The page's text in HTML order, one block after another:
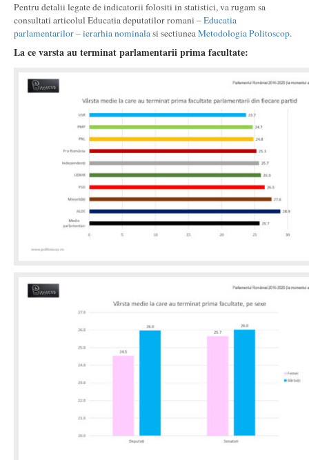
Pentru detalii legate de indicatorii folositi in statistici, va rugam sa
consultati articolul Educatia deputatilor romani –Educatia
parlamentarilor – ierarhia nominalasi sectiuneaMetodologia Politoscop.
La ce varsta au terminat parlamentarii prima facultate: